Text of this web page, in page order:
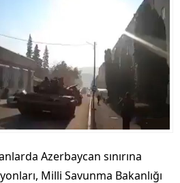
Azerbaycan sınırına
Milli Savunma Bakanlığı